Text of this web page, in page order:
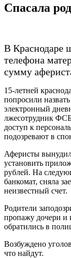
Спасала
В Краснодаре
телефона
сумму
15-летней
попросили
электронный
лжесотрудник
доступ к
подозревают в
Аферисты
установить
рублей. На
банкомат, сняла
неизвестный счет.
Родители
пропажу дочери и
обратились в
Возбуждено
что найдут.